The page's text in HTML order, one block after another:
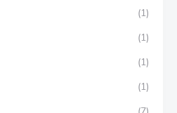
(1)
(1)
(1)
(1)